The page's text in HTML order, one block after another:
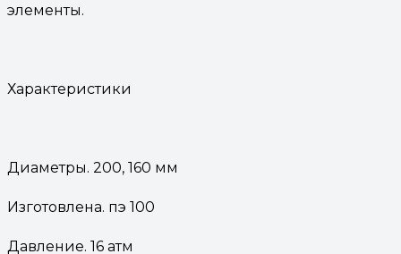
элементы.
Характеристики
Диаметры. 200, 160 мм
Изготовлена. пэ 100
Давление. 16 атм